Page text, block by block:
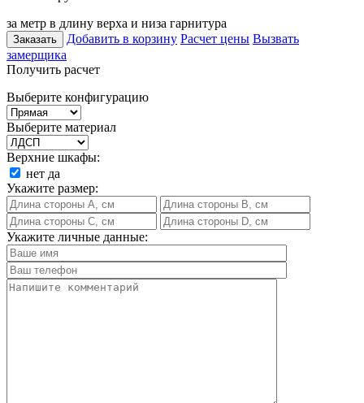
за метр в длину верха и низа гарнитура
Заказать Добавить в корзину Расчет цены Вызвать
замерщика
Получить расчет
Выберите конфигурацию
Выберите материал
Верхние шкафы:
нет да
Укажите размер:
Укажите личные данные: